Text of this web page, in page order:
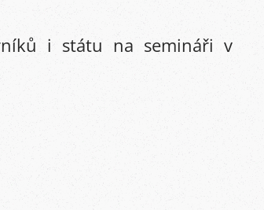
i státu na semináři v